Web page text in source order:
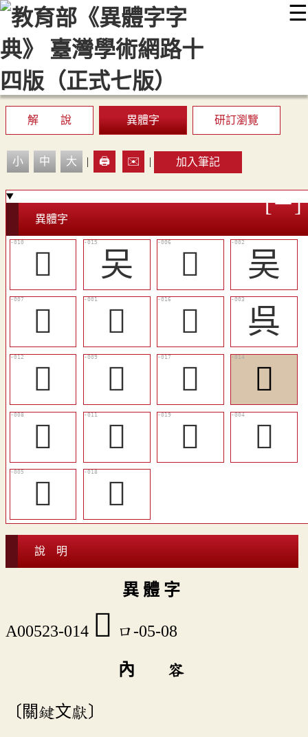
☰
::: 最新消息 常見問題 編輯說明
顯示模式
網站導覽
解 說 異體字 研訂瀏覽
小 中 大 | 🖨️ ✉️ | 加入筆記
異體字
󰭗 㕦 󰭓
吴
󰭔
𠯵 󰭛
呉
󰭙
󰭖 󰭜
󰭚
󰭕
󰭘 󰭞
𡗾
𡗿
󰭝
說 明
異 體 字
A00523-014 󰭚 口-05-08
內 容
〔關鍵文獻〕